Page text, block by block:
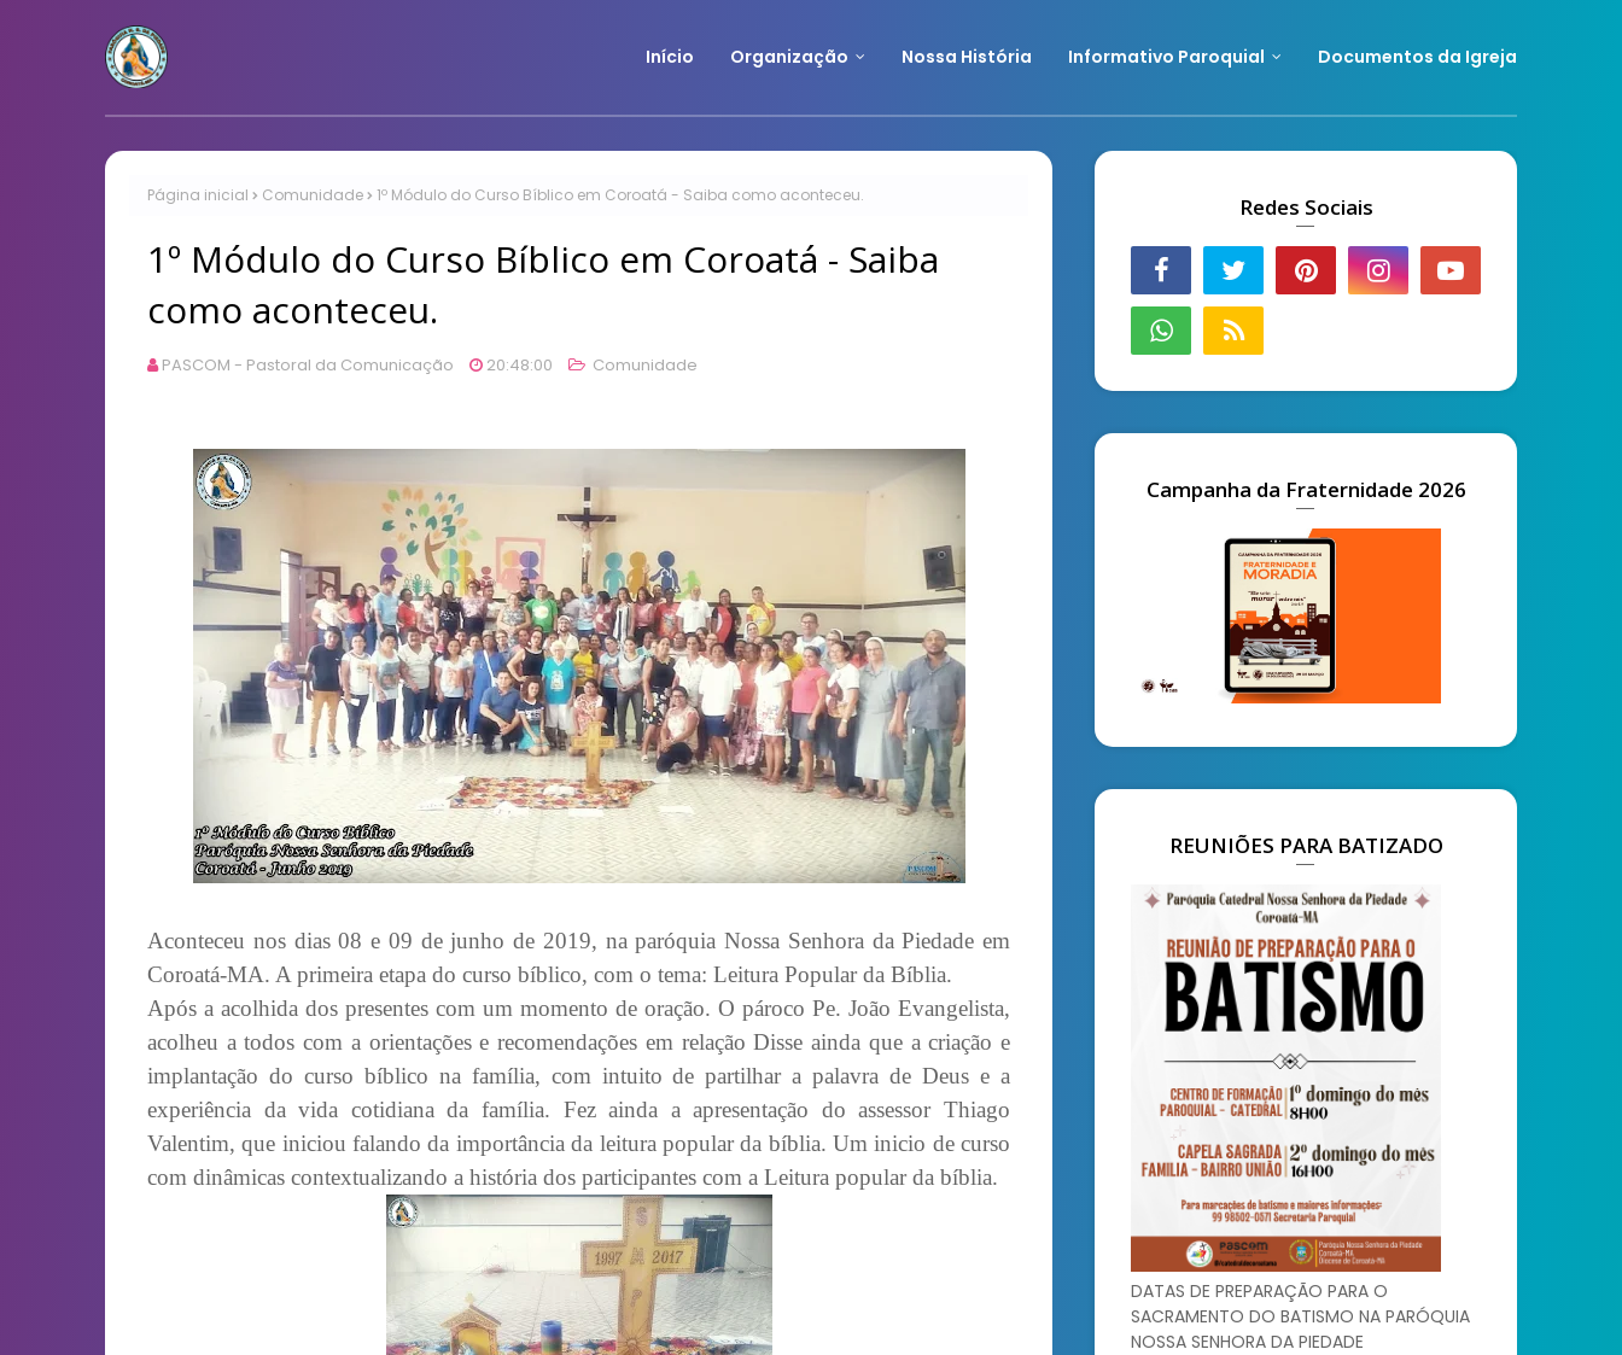
Início Organização Nossa História Informativo Paroquial Documentos da Igreja
Página inicial Comunidade 1º Módulo do Curso Bíblico em Coroatá - Saiba como aconteceu.
1º Módulo do Curso Bíblico em Coroatá - Saiba
como aconteceu.
PASCOM - Pastoral da Comunicação 20:48:00 Comunidade
Aconteceu nos dias 08 e 09 de junho de 2019, na paróquia Nossa Senhora da Piedade em
Coroatá-MA. A primeira etapa do curso bíblico, com o tema: Leitura Popular da Bíblia.
Após a acolhida dos presentes com um momento de oração. O pároco Pe. João Evangelista,
acolheu a todos com a orientações e recomendações em relação Disse ainda que a criação e
implantação do curso bíblico na família, com intuito de partilhar a palavra de Deus e a
experiência da vida cotidiana da família. Fez ainda a apresentação do assessor Thiago
Valentim, que iniciou falando da importância da leitura popular da bíblia. Um inicio de curso
com dinâmicas contextualizando a história dos participantes com a Leitura popular da bíblia.
Redes Sociais
Campanha da Fraternidade 2026
REUNIÕES PARA BATIZADO
DATAS DE PREPARAÇÃO PARA O
SACRAMENTO DO BATISMO NA PARÓQUIA
NOSSA SENHORA DA PIEDADE